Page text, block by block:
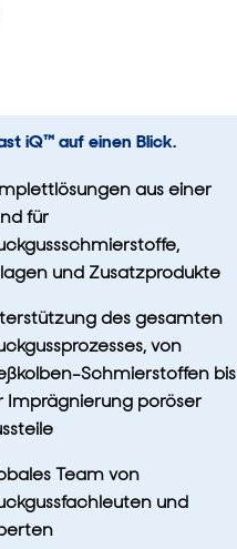
iQ™ auf einen Blick.
aus einer
für
und Zusatzprodukte
des gesamten
von
Schmierstoffen bis
Imprägnierung poröser
Team von
und